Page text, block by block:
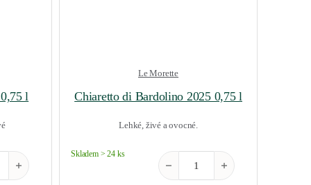
l
2025 0,75 l množství
Le Morette
Chiaretto di Bardolino 2025 0,75 l
Lehké, živé a ovocné.
Skladem > 24 ks Chiaretto di Bardolino 2025 0,75 l